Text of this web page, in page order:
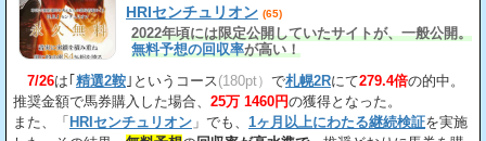
HRIセンチュリオン (65)
2022年頃には限定公開していたサイトが、一般公開。
無料予想の回収率が高い！
7/26は｢ 精選2鞍 ｣というコース(180pt） で札幌2Rにて279.4倍の的中。
推奨金額で馬券購入した場合、 25万 1460円の獲得となった。
また、「 HRIセンチュリオン 」でも、 1ヶ月以上にわたる継続検証を実施